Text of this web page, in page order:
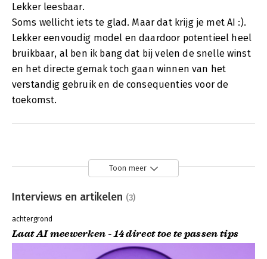
Lekker leesbaar.
Soms wellicht iets te glad. Maar dat krijg je met AI :).
Lekker eenvoudig model en daardoor potentieel heel
bruikbaar, al ben ik bang dat bij velen de snelle winst
en het directe gemak toch gaan winnen van het
verstandig gebruik en de consequenties voor de
toekomst.
Toon meer
Interviews en artikelen (3)
achtergrond
Laat AI meewerken - 14 direct toe te passen tips